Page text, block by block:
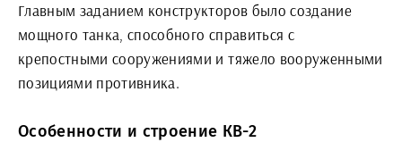
Главным заданием конструкторов было создание
мощного танка, способного справиться с
крепостными сооружениями и тяжело вооруженными
позициями противника.
Особенности и строение КВ-2